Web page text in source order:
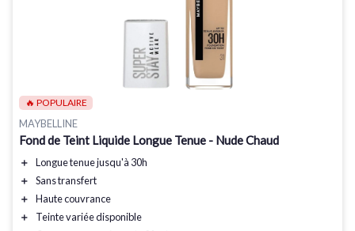
🔥 POPULAIRE
MAYBELLINE
Fond de Teint Liquide Longue Tenue - Nude Chaud
＋ Longue tenuejusqu'à 30h
＋
Sans transfert
＋
Haute couvrance
＋
Teinte variée disponible